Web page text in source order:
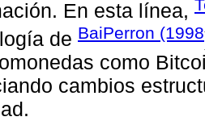
En esta línea,
de BaiPerron (1998
como
cambios